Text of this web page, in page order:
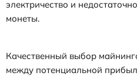
электричество и
монеты.
Качественный выбор
между потенциальной